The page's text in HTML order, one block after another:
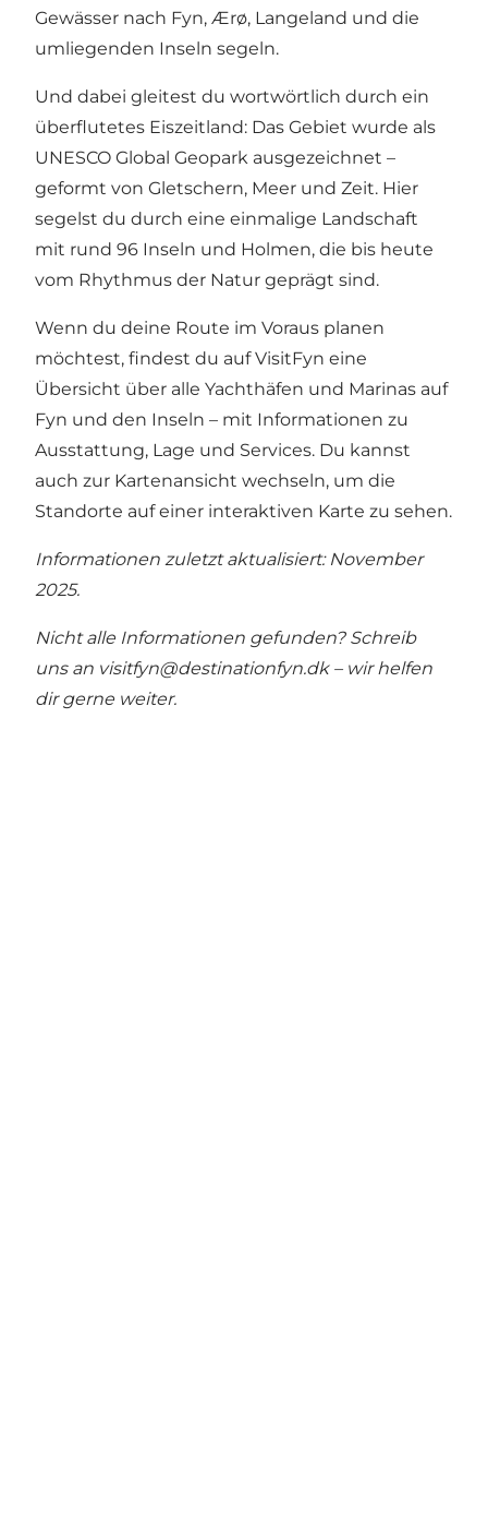
Gewässer nach Fyn, Ærø, Langeland und die
umliegenden Inseln segeln.
Und dabei gleitest du wortwörtlich durch ein
überflutetes Eiszeitland: Das Gebiet wurde als
UNESCO Global Geopark ausgezeichnet –
geformt von Gletschern, Meer und Zeit. Hier
segelst du durch eine einmalige Landschaft
mit rund 96 Inseln und Holmen, die bis heute
vom Rhythmus der Natur geprägt sind.
Wenn du deine Route im Voraus planen
möchtest, findest du auf VisitFyn eine
Übersicht über alle Yachthäfen und Marinas auf
Fyn und den Inseln – mit Informationen zu
Ausstattung, Lage und Services. Du kannst
auch zur Kartenansicht wechseln, um die
Standorte auf einer interaktiven Karte zu sehen.
Informationen zuletzt aktualisiert: November
2025.
Nicht alle Informationen gefunden? Schreib
uns an visitfyn@destinationfyn.dk – wir helfen
dir gerne weiter.